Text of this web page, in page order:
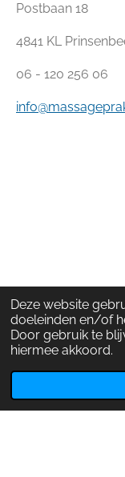
Deze website
doeleinden en/of
Door gebruik te
hiermee akkoord.
Postbaan 18
4841 KL
06 - 120 256 06